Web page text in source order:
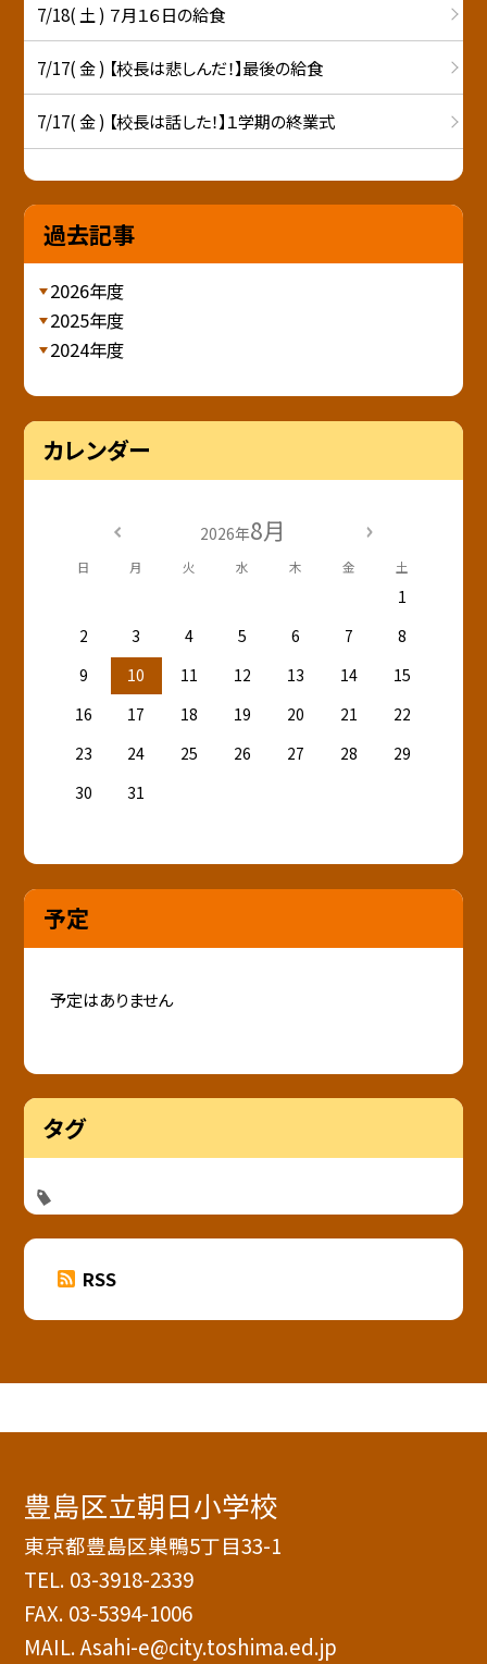
7/18( 土 ) ７月１６日の給食
7/17( 金 ) 【校長は悲しんだ！】最後の給食
7/17( 金 ) 【校長は話した！】１学期の終業式
過去記事
2026年度
2025年度
2024年度
カレンダー
2026年8月
日 月 火 水 木 金 土
1
2
3 4 5 6 7
8
9
10 11 12 13 14
15
16
17 18 19 20 21
22
23
24 25 26 27 28
29
30
31
予定
予定はありません
タグ
RSS
豊島区立朝日小学校
東京都豊島区巣鴨5丁目33-1
TEL. 03-3918-2339
FAX. 03-5394-1006
MAIL. Asahi-e@city.toshima.ed.jp